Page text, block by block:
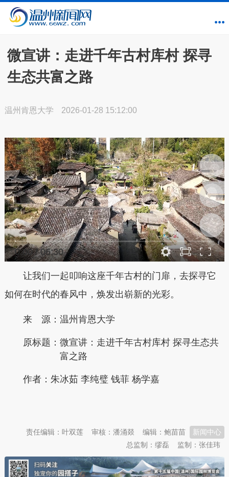
微宣讲：走进千年古村库村 探寻
生态共富之路
温州肯恩大学 2026-01-28 15:12:00
0:00/06:30
让我们一起叩响这座千年古村的门扉，去探寻它
如何在时代的春风中，焕发出崭新的光彩。
来 源：温州肯恩大学
原标题： 微宣讲：走进千年古村库村 探寻生态共
富之路
作者：朱冰茹 李纯璧 钱菲 杨学嘉
新闻中心
编辑：鲍苗苗
审核：潘涌燚
责任编辑：叶双莲
监制：张佳玮
总监制：缪磊